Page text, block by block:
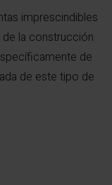
imprescindibles
la construcción
de
de este tipo de